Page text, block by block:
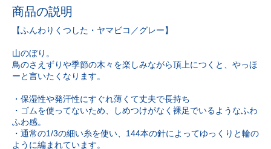
商品の説明
【ふんわりくつした・ヤマビコ／グレー】
山のぼり。
鳥のさえずりや季節の木々を楽しみながら頂上につくと、やっほ
ーと言いたくなります。
・保湿性や発汗性にすぐれ薄くて丈夫で長持ち
・ゴムを使ってないため、しめつけがなく裸足でいるようなふわ
ふわ感。
・通常の1/3の細い糸を使い、144本の針によってゆっくりと輪の
ように編まれています。